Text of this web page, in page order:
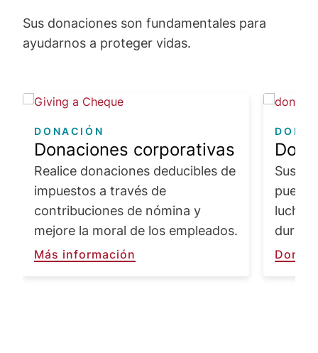
Sus donaciones son fundamentales para
ayudarnos a proteger vidas.
Image
DONACIÓN
Donaciones corporativas
Realice donaciones deducibles de
impuestos a través de
contribuciones de nómina y
mejore la moral de los empleados.
Más información
Image
Sus
Donar